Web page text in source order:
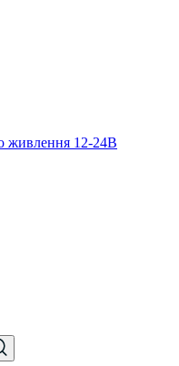
живлення 12-24В